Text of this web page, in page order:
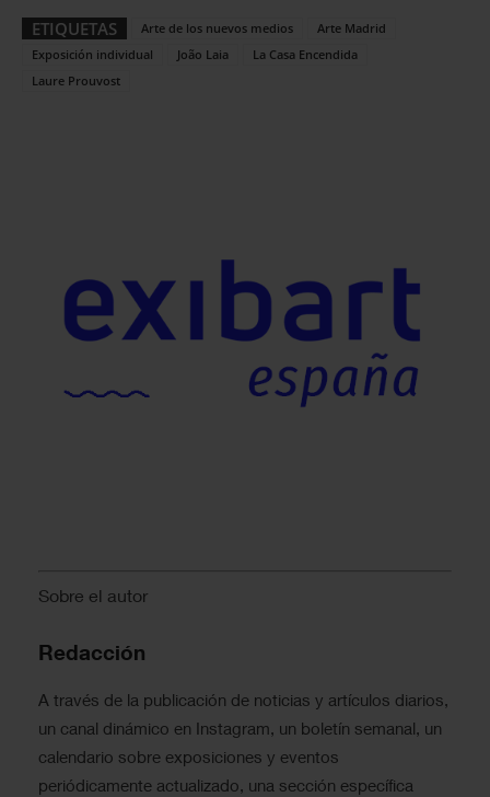
ETIQUETAS Arte de los nuevos medios
Arte Madrid
Exposición individual
João Laia
La Casa Encendida
Laure Prouvost
Sobre el autor
Redacción
A través de la publicación de noticias y artículos diarios,
un canal dinámico en Instagram, un boletín semanal, un
calendario sobre exposiciones y eventos
periódicamente actualizado, una sección específica